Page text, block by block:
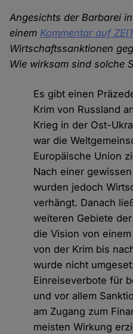
Angesichts der Barbarei
einem Kommentar auf
Wirtschaftssanktionen
Wie wirksam sind solche
Es gibt einen
Krim von Russland
Krieg in der Ost-
war die
Europäische Union
Nach einer
wurden jedoch
verhängt. Danach
weiteren Gebiete
die Vision von
von der Krim bis
wurde nicht
Einreiseverbote für
und vor allem
am Zugang zum
meisten Wirkung